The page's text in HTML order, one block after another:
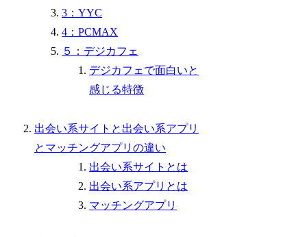
3：YYC
4：PCMAX
５：デジカフェ
デジカフェで面白いと
感じる特徴
出会い系サイトと出会い系アプリ
とマッチングアプリの違い
出会い系サイトとは
出会い系アプリとは
マッチングアプリ